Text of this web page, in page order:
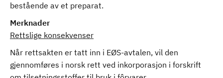
bestående av et preparat.
Merknader
Rettslige konsekvenser
Når rettsakten er tatt inn i EØS-avtalen, vil den
gjennomføres i norsk rett ved inkorporasjon i forskrift